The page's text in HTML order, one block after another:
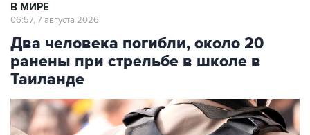
В МИРЕ
06:57, 7 августа 2026
Два человека погибли, около 20
ранены при стрельбе в школе в
Таиланде